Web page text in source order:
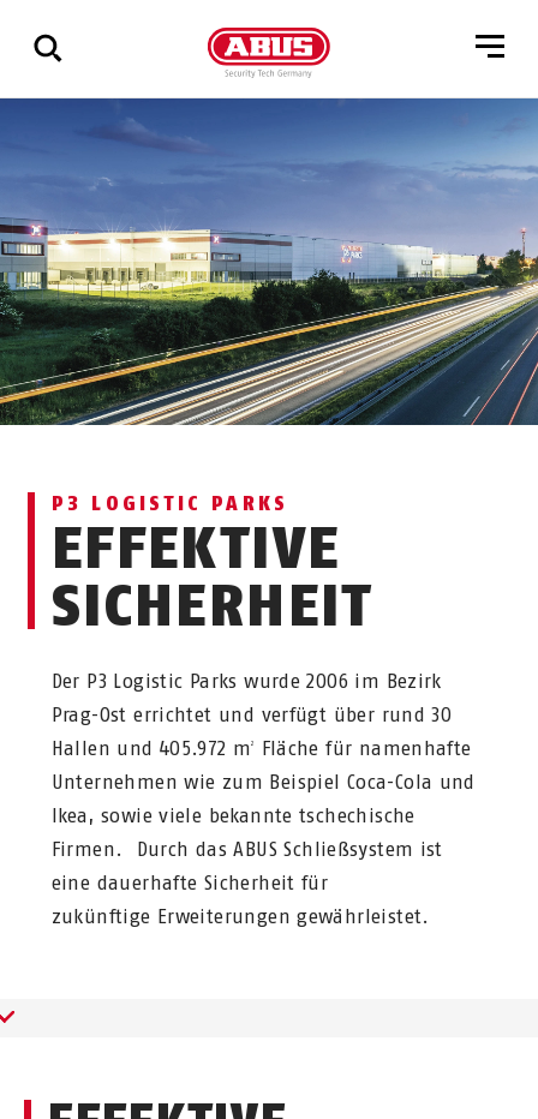
Zeige
P3 LOGISTIC PARKS
EFFEKTIVE
SICHERHEIT
Der P3 Logistic Parks wurde 2006 im Bezirk
Prag-Ost errichtet und verfügt über rund 30
Hallen und 405.972 m2
Fläche für namenhafte
Unternehmen wie zum Beispiel Coca-Cola und
Ikea, sowie viele bekannte tschechische
Firmen.
Durch das ABUS Schließsystem ist
eine dauerhafte Sicherheit für
zukünftige Erweiterungen gewährleistet.